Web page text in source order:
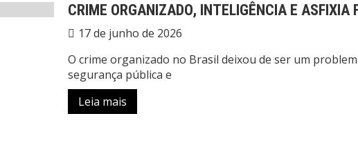
CRIME ORGANIZADO, INTELIGÊNCIA E ASFIXIA
17 de junho de 2026
O crime organizado no Brasil deixou de ser um
segurança pública e
Leia mais